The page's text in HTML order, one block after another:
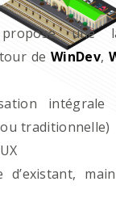
propose une
deWinDev,
intégrale
traditionnelle)